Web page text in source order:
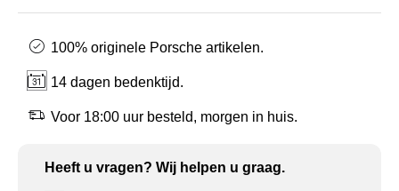
100% originele Porsche artikelen.
14 dagen bedenktijd.
Voor 18:00 uur besteld, morgen in huis.
Heeft u vragen? Wij helpen u graag.